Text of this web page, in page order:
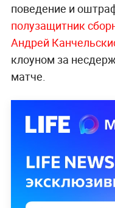
поведение и
полузащитник
Андрей
клоуном за
матче.